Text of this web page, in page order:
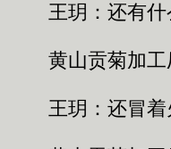
王玥：还有什
黄山贡菊加工
王玥：还冒着